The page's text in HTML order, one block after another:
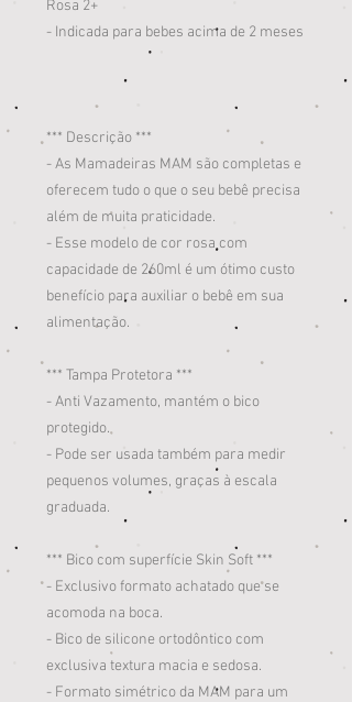
Rosa 2+
- Indicada para bebes acima de 2 meses
*** Descrição ***
- As Mamadeiras MAM são completas e
oferecem tudo o que o seu bebê precisa
além de muita praticidade.
- Esse modelo de cor rosa com
capacidade de 260ml é um ótimo custo
benefício para auxiliar o bebê em sua
alimentação.
*** Tampa Protetora ***
- Anti Vazamento, mantém o bico
protegido.
- Pode ser usada também para medir
pequenos volumes, graças à escala
graduada.
*** Bico com superfície Skin Soft ***
- Exclusivo formato achatado que se
acomoda na boca.
- Bico de silicone ortodôntico com
exclusiva textura macia e sedosa.
- Formato simétrico da MAM para um